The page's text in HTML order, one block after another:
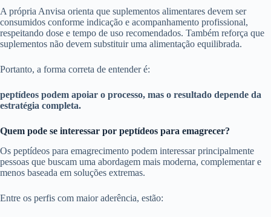
A própria Anvisa orienta que suplementos alimentares devem ser
consumidos conforme indicação e acompanhamento profissional,
respeitando dose e tempo de uso recomendados. Também reforça que
suplementos não devem substituir uma alimentação equilibrada.
Portanto, a forma correta de entender é:
peptídeos podem apoiar o processo, mas o resultado depende da
estratégia completa.
Quem pode se interessar por peptídeos para emagrecer?
Os peptídeos para emagrecimento podem interessar principalmente
pessoas que buscam uma abordagem mais moderna, complementar e
menos baseada em soluções extremas.
Entre os perfis com maior aderência, estão: